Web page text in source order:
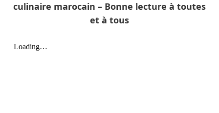
culinaire marocain – Bonne lecture à toutes
et à tous